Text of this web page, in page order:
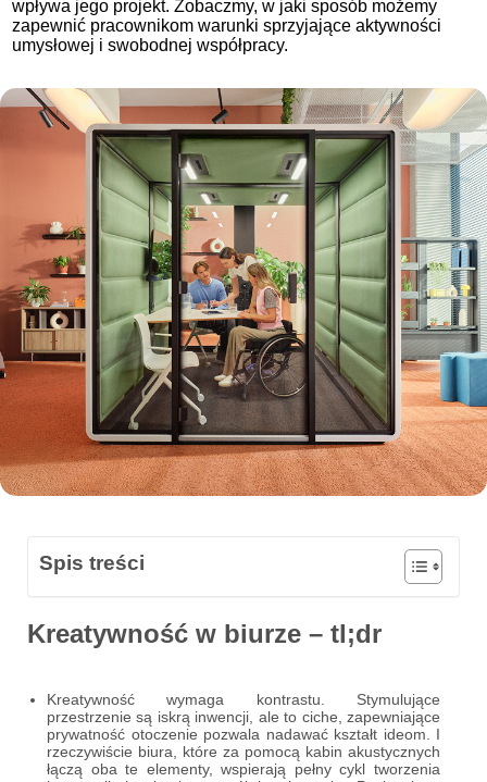
wpływa jego projekt. Zobaczmy, w jaki sposób możemy
zapewnić pracownikom warunki sprzyjające aktywności
umysłowej i swobodnej współpracy.
Spis treści
Kreatywność w biurze – tl;dr
Kreatywność wymaga kontrastu. Stymulujące
przestrzenie są iskrą inwencji, ale to ciche, zapewniające
prywatność otoczenie pozwala nadawać kształt ideom. I
rzeczywiście biura, które za pomocą kabin akustycznych
łączą oba te elementy, wspierają pełny cykl tworzenia